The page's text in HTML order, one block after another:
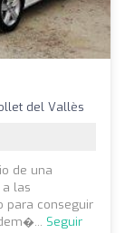
del Vallès
de una
las
para conseguir
Seguir